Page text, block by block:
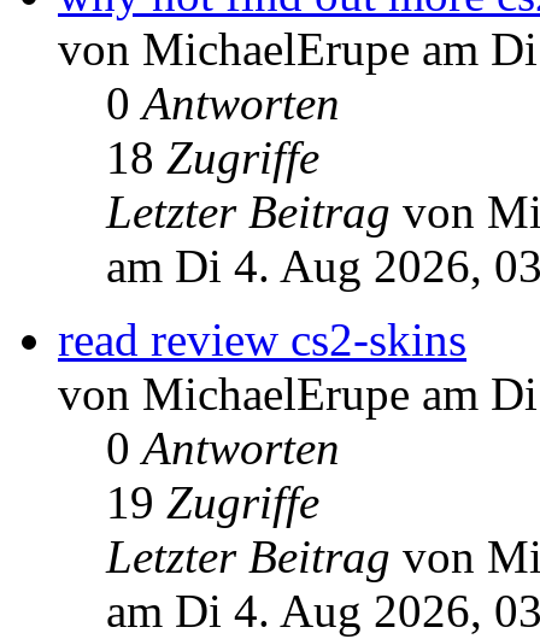
von MichaelErupe am
0Antworten
18 Zugriffe
Letzter Beitrag von
am Di 4. Aug 2026,
read review cs2-skins
von MichaelErupe am
0Antworten
19 Zugriffe
Letzter Beitrag von
am Di 4. Aug 2026,